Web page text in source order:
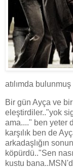
atılımda
Bir gün Ayça ve
eleştirdiler.."yok
ama...." ben yeter
karşılık ben de
arkadaşlığın
köpürdü.."Sen
kustu